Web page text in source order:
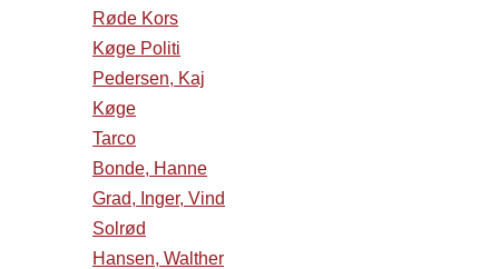
Røde Kors
Køge Politi
Pedersen, Kaj
Køge
Tarco
Bonde, Hanne
Grad, Inger, Vind
Solrød
Hansen, Walther